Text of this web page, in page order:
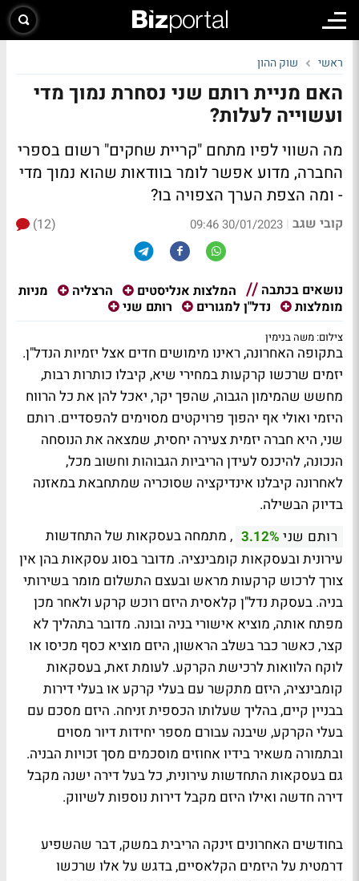
ראשי שוק ההון
האם מניית רותם שני נסחרת נמוך מדי
ועשוייה לעלות?
מה השווי לפיו מתחם "קריית שחקים" רשום בספרי
החברה, מדוע אפשר לומר בוודאות שהוא נמוך מדי
- ומה הצפת הערך הצפויה בו?
קובי שגב |
30/01/2023 09:46
(12)
נושאים בכתבה המלצות אנליסטים הרצליה
מניות
מומלצות
נדל"ן למגורים רותם שני
צילום: משה בנימין
בתקופה האחרונה, ראינו מימושים חדים אצל יזמיות הנדל"ן.
יזמים שרכשו קרקעות במחירי שיא, קיבלו כותרות רבות,
מחשש שהמימון הגבוה, שהפך יקר, יאכל להן את כל הרווח
היזמי ואולי אף יהפוך פרויקטים מסוימים להפסדיים. רותם
שני, היא חברה יזמית צעירה יחסית, שמצאה את הנוסחה
הנכונה, להיכנס לעידן הריביות הגבוהות וחשוב מכל,
לאחרונה קיבלנו אינדיקציה שסוכריה שמתחבאת במאזנה
בדיוק הבשילה.
רותם שני 3.12% , מתמחה בעסקאות של התחדשות
עירונית ובעסקאות קומבינציה. מדובר בסוג עסקאות בהן אין
צורך לרכוש קרקעות מראש ובעצם התשלום מומר בשירותי
בניה. בעסקת נדל"ן קלאסית היזם רוכש קרקע ולאחר מכן
מפתח אותה, מוציא אישורי בניה ובונה. מדובר בתהליך לא
קצר, כאשר כבר בשלב הראשון, היזם מוציא כסף מכיסו או
לוקח הלוואות לרכישת הקרקע. לעומת זאת, בעסקאות
קומבינציה, היזם מתקשר עם בעלי קרקע או בעלי דירות
בבניין קיים, בהליך שעלותו הכספית זניחה. היזם מסכם עם
בעלי הקרקע, שיבנה עבורם מספר יחידות דיור מסוים
ובתמורה משאיר בידיו אחוזים מוסכמים מסך זכויות הבניה.
גם בעסקאות התחדשות עירונית, כל בעל דירה ישנה מקבל
דירה חדשה ואילו היזם מקבל דירות נוספות לשיווק.
בחודשים האחרונים זינקה הריבית במשק, דבר שהשפיע
דרמטית על היזמים הקלאסיים, בדגש על אלו שרכשו